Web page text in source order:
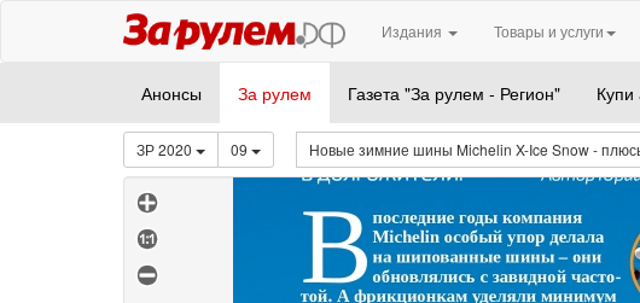
Издания Товары и услуги
Анонсы За рулем Газета "За рулем - Регион" Купи
ЗР 2020 09 Новые зимние шины Michelin X-Ice Snow -